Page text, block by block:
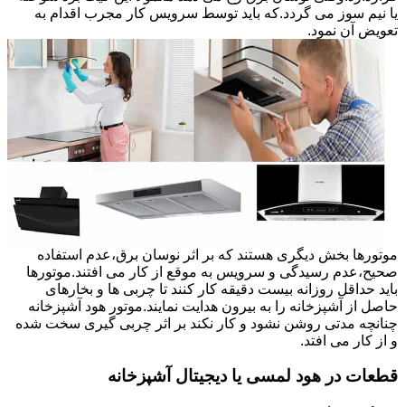
یا نیم سوز می گردد.که باید توسط سرویس کار مجرب اقدام به
تعویض آن نمود.
موتورها بخش دیگری هستند که بر اثر نوسان برق،عدم استفاده
صحیح،عدم رسیدگی و سرویس به موقع از کار می افتند.موتورها
باید حداقل روزانه بیست دقیقه کار کنند تا چربی ها و بخارهای
حاصل از آشپزخانه را به بیرون هدایت نمایند.موتور هود آشپزخانه
چنانچه مدتی روشن نشود و کار نکند بر اثر چربی گیری سخت شده
و از کار می افتد.
قطعات در هود لمسی یا دیجیتال آشپزخانه